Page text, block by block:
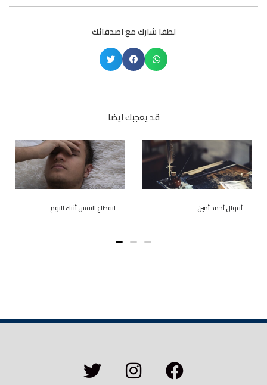
لطفا شارك مع اصدقائك
قد يعجبك ايضا
أقوال أحمد أمين انقطاع النفس أثناء النوم